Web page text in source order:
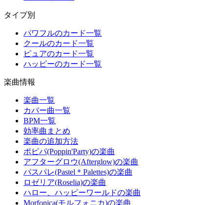
タイプ別
パワフルのカード一覧
クールのカード一覧
ピュアのカード一覧
ハッピーのカード一覧
楽曲情報
楽曲一覧
カバー曲一覧
BPM一覧
効率曲まとめ
楽曲の追加方法
ポピパ(Poppin'Party)の楽曲
アフターグロウ(Afterglow)の楽曲
パスパレ(Pastel＊Palettes)の楽曲
ロゼリア(Roselia)の楽曲
ハロー、ハッピーワールドの楽曲
Morfonica(モルフォニカ)の楽曲